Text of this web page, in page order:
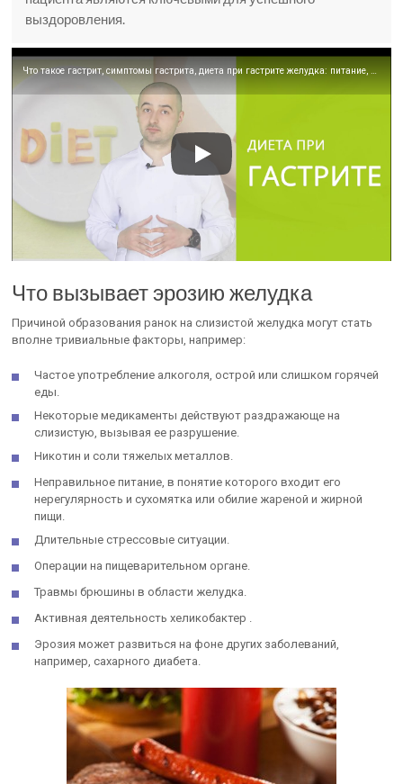
выздоровления.
Что такое гастрит, симптомы гастрита, диета при гастрите желудка: питание, меню, лечение
Что вызывает эрозию желудка
Причиной образования ранок на слизистой желудка могут стать
вполне тривиальные факторы, например:
Частое употребление алкоголя, острой или слишком горячей
еды.
Некоторые медикаменты действуют раздражающе на
слизистую, вызывая ее разрушение.
Никотин и соли тяжелых металлов.
Неправильное питание, в понятие которого входит его
нерегулярность и сухомятка или обилие жареной и жирной
пищи.
Длительные стрессовые ситуации.
Операции на пищеварительном органе.
Травмы брюшины в области желудка.
Активная деятельность хеликобактер .
Эрозия может развиться на фоне других заболеваний,
например, сахарного диабета.